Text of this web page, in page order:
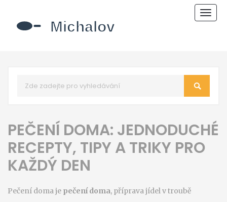
PEČENÍ DOMA: JEDNODUCHÉ
RECEPTY, TIPY A TRIKY PRO
KAŽDÝ DEN
Pečení doma je pečení doma, příprava jídel v troubě